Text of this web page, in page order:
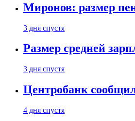
Миронов: размер
3 дня спустя
Размер средней
3 дня спустя
Центробанк
4 дня спустя